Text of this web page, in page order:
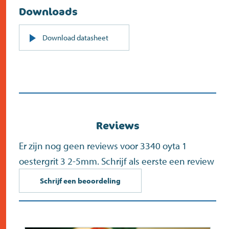
Downloads
Download datasheetPDF
(opent
Reviews
Er zijn nog geen reviews voor 3340 oyta 1
oestergrit 3 2-5mm. Schrijf als eerste een review
Schrijf een beoordeling